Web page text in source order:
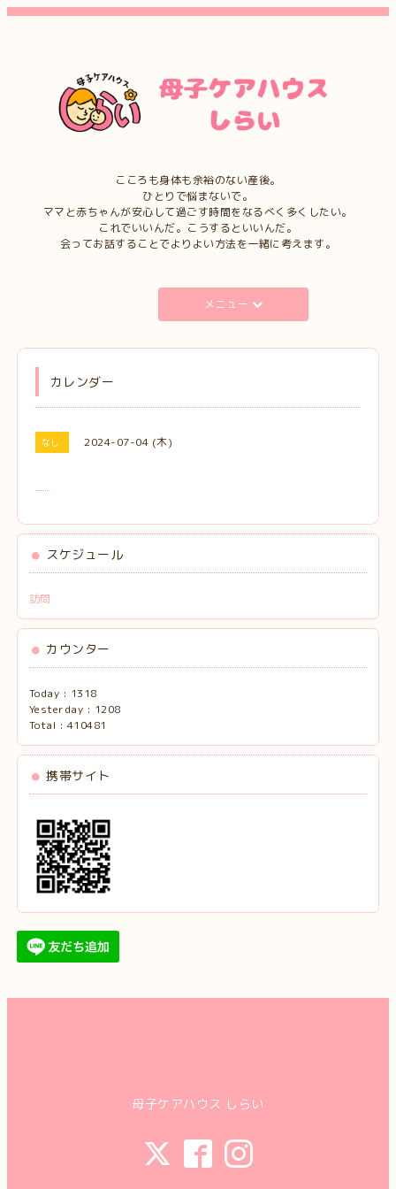
こころも身体も余裕のない産後。
ひとりで悩まないで。
ママと赤ちゃんが安心して過ごす時間をなるべく多くしたい。
これでいいんだ。こうするといいんだ。
会ってお話することでよりよい方法を一緒に考えます。
メニュー
カレンダー
なし 2024-07-04 (木)
スケジュール
訪問
カウンター
Today : 1318
Yesterday : 1208
Total : 410481
携帯サイト
母子ケアハウス しらい